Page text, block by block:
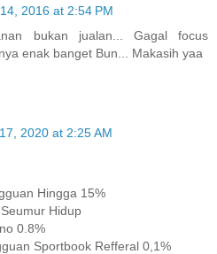
2016 at 2:54 PM
bukan jualan... Gagal focus
enak banget Bun... Makasih yaa
2020 at 2:25 AM
Hingga 15%
Hidup
0.8%
Sportbook Refferal 0,1%